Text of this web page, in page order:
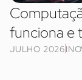
funciona e
JULHO 2026